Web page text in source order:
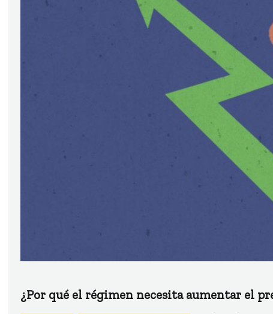
¿Por qué el régimen necesita aumentar el